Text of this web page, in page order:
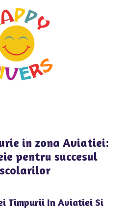
in zona Aviatiei:
pentru succesul
Timpurii In Aviatiei Si